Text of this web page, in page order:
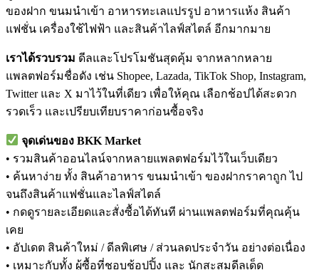
ของฝาก ขนมนำเข้า อาหารทะเลแปรรูป อาหารแห้ง สินค้า
แฟชั่น เครื่องใช้ไฟฟ้า และสินค้าไลฟ์สไตล์ อีกมากมาย
เราได้รวบรวม ดีลและโปรโมชันสุดคุ้ม จากหลากหลาย
แพลตฟอร์มชื่อดัง เช่น Shopee, Lazada, TikTok Shop, Instagram,
Twitter และ X มาไว้ในที่เดียว เพื่อให้คุณ เลือกช้อปได้สะดวก
รวดเร็ว และเปรียบเทียบราคาก่อนซื้อจริง
จุดเด่นของ BKK Market
• รวมสินค้าออนไลน์จากหลายแพลตฟอร์มไว้ในเว็บเดียว
• ค้นหาง่าย ทั้ง สินค้าอาหาร ขนมนำเข้า ของฝากราคาถูก ไป
จนถึงสินค้าแฟชั่นและไลฟ์สไตล์
• กดดูรายละเอียดและสั่งซื้อได้ทันที ผ่านแพลตฟอร์มที่คุณคุ้น
เคย
• อัปเดต สินค้าใหม่ / ดีลพิเศษ / ส่วนลดประจำวัน อย่างต่อเนื่อง
• เหมาะกับทั้ง ผู้ซื้อที่ชอบช้อปปิ้ง และ นักสะสมดีลเด็ด